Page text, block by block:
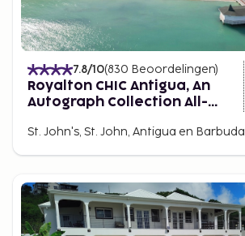
7.8/10(830 Beoordelingen)
Royalton CHIC Antigua, An
Autograph Collection All-
St. John's, St. John, Antigua en Barbuda